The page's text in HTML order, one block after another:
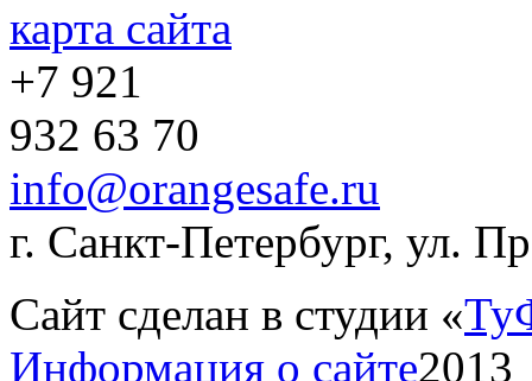
карта сайта
+7 921
932 63 70
info@orangesafe.ru
г. Санкт-Петербург, ул.
Сайт сделан в студии «
Информация о сайте2013